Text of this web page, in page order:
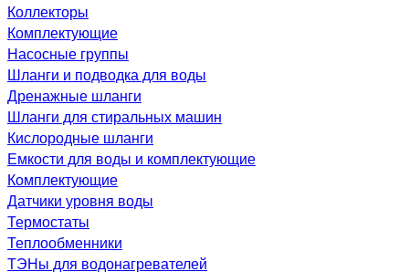
Коллекторы
Комплектующие
Насосные группы
Шланги и подводка для воды
Дренажные шланги
Шланги для стиральных машин
Кислородные шланги
Емкости для воды и комплектующие
Комплектующие
Датчики уровня воды
Термостаты
Теплообменники
ТЭНы для водонагревателей